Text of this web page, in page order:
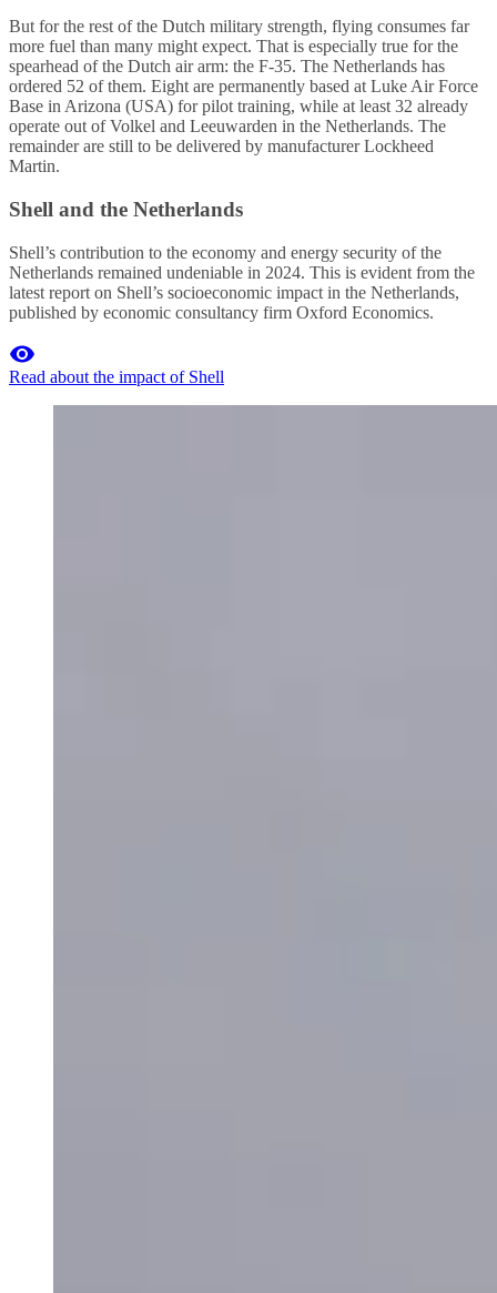
But for the rest of the Dutch military strength, flying consumes far
more fuel than many might expect. That is especially true for the
spearhead of the Dutch air arm: the F‑35. The Netherlands has
ordered 52 of them. Eight are permanently based at Luke Air Force
Base in Arizona (USA) for pilot training, while at least 32 already
operate out of Volkel and Leeuwarden in the Netherlands. The
remainder are still to be delivered by manufacturer Lockheed
Martin.
Shell and the Netherlands
Shell’s contribution to the economy and energy security of the
Netherlands remained undeniable in 2024. This is evident from the
latest report on Shell’s socioeconomic impact in the Netherlands,
published by economic consultancy firm Oxford Economics.
Read about the impact of Shell